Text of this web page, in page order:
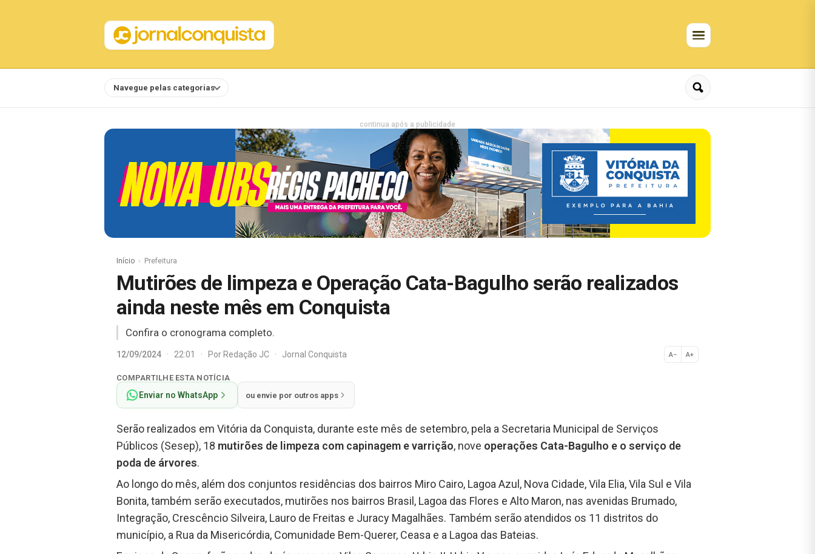
Navegue pelas categorias
continua após a publicidade
Início Prefeitura
Mutirões de limpeza e Operação Cata-Bagulho serão realizados
ainda neste mês em Conquista
Confira o cronograma completo.
12/09/2024 · 22:01 · PorRedação JC · Jornal Conquista A− A+
Normal
COMPARTILHE ESTA NOTÍCIA
Enviar no WhatsApp ou envie por outros apps
Serão realizados em Vitória da Conquista, durante este mês de setembro, pela a Secretaria Municipal de Serviços
Públicos (Sesep), 18 mutirões de limpeza com capinagem e varrição, nove operações Cata-Bagulho e o serviço de
poda de árvores.
Ao longo do mês, além dos conjuntos residências dos bairros Miro Cairo, Lagoa Azul, Nova Cidade, Vila Elia, Vila Sul e Vila
Bonita, também serão executados, mutirões nos bairros Brasil, Lagoa das Flores e Alto Maron, nas avenidas Brumado,
Integração, Crescêncio Silveira, Lauro de Freitas e Juracy Magalhães. Também serão atendidos os 11 distritos do
município, a Rua da Misericórdia, Comunidade Bem-Querer, Ceasa e a Lagoa das Bateias.